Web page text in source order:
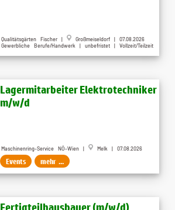
Qualitätsgärten Fischer |
Großmeiseldorf | 07.08.2026
Gewerbliche Berufe/Handwerk | unbefristet | Vollzeit/Teilzeit
Lagermitarbeiter Elektrotechniker
m​/w​/d
Maschinenring-Service NÖ-Wien | Melk | 07.08.2026
Events mehr ...
Fertigteilhausbauer (m​/w​/d)